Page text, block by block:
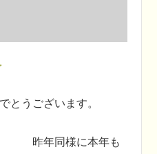
ございます。
本年も